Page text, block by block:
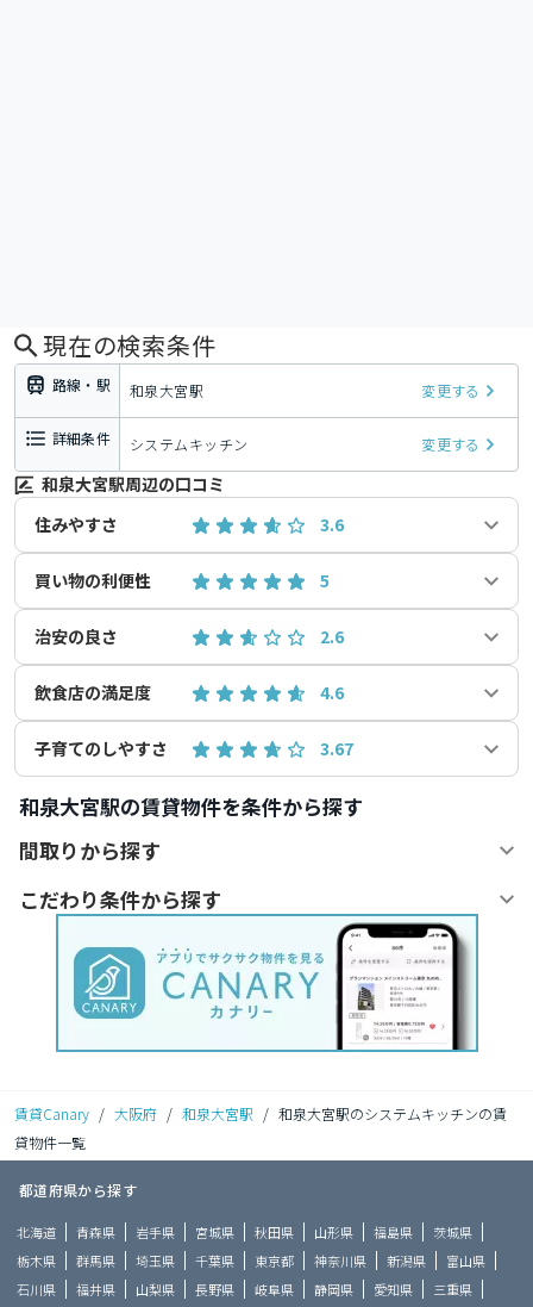
現在の検索条件
路線・駅 和泉大宮駅 変更する
詳細条件 システムキッチン 変更する
和泉大宮駅周辺の口コミ
住みやすさ
3.6
買い物の利便性 5
治安の良さ 2.6
飲食店の満足度 4.6
子育てのしやすさ 3.67
和泉大宮駅の賃貸物件を条件から探す
間取りから探す
こだわり条件から探す
賃貸Canary / 大阪府 / 和泉大宮駅 / 和泉大宮駅のシステムキッチンの賃
貸物件一覧
都道府県から探す
北海道 青森県 岩手県 宮城県 秋田県 山形県 福島県
茨城県
栃木県
群馬県 埼玉県 千葉県 東京都 神奈川県 新潟県
富山県
石川県
福井県 山梨県 長野県 岐阜県 静岡県 愛知県 三重県